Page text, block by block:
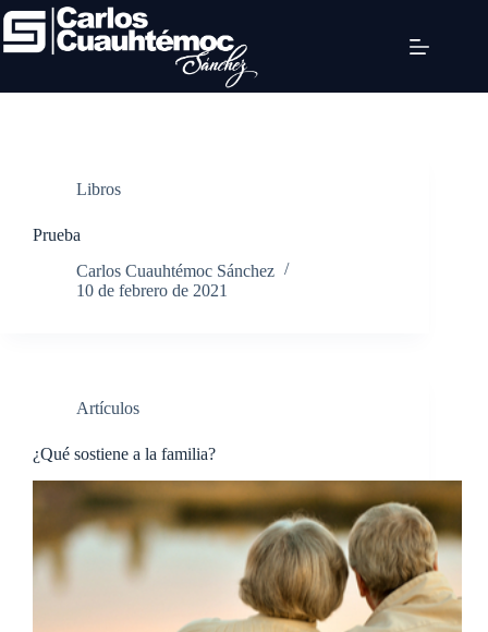
Libros
Prueba
Carlos Cuauhtémoc Sánchez
10 de febrero de 2021
Artículos
¿Qué sostiene a la familia?